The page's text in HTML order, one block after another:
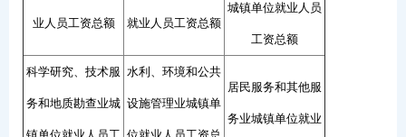
业人员工资总额 就业人员工资总额
城镇单位就业人员
工资总额
科学研究、技术服
务和地质勘查业城
水利、环境和公共
设施管理业城镇单
居民服务和其他服
务业城镇单位就业